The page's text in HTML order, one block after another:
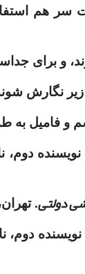
سر هم
و فامیل به
دولتی.
نویسنده